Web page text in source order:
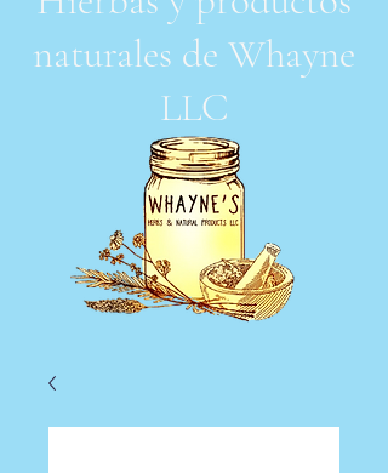
naturales de Whayne
LLC